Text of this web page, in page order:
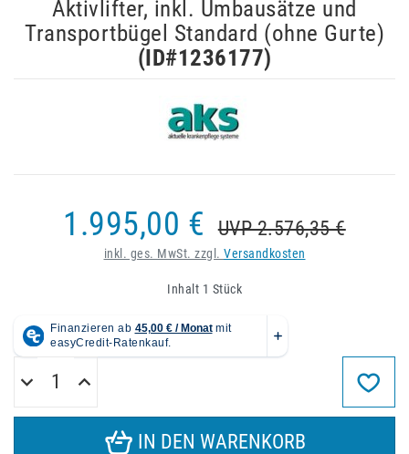
Aktivlifter, inkl. Umbausätze und
Transportbügel Standard (ohne Gurte)
(ID#1236177)
1.995,00 € UVP 2.576,35 €
inkl. ges. MwSt. zzgl. Versandkosten
Inhalt 1 Stück
IN DEN WARENKORB